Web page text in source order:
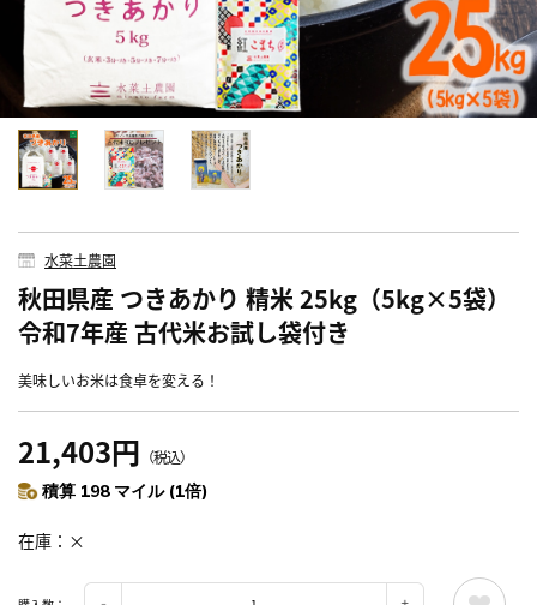
水菜土農園
秋田県産 つきあかり 精米 25kg（5kg×5袋）
令和7年産 古代米お試し袋付き
美味しいお米は食卓を変える！
21,403円 （税込）
積算 198 マイル (1倍)
在庫 ×